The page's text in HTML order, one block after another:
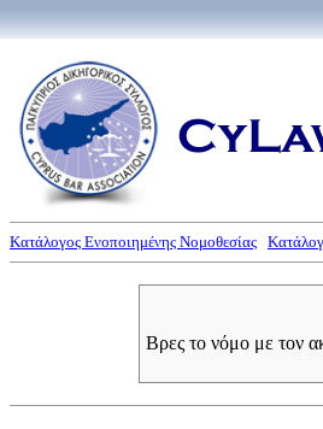
Κατάλογος Ενοποιημένης Νομοθεσίας
Βρες το νόμο με τον